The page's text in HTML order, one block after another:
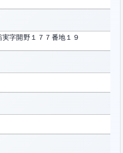
字開野１７７番地１９